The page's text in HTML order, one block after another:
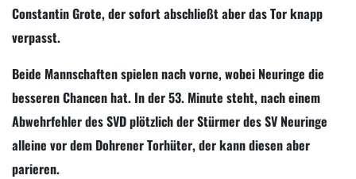
Constantin Grote, der sofort abschließt aber das Tor knapp
verpasst.
Beide Mannschaften spielen nach vorne, wobei Neuringe die
besseren Chancen hat. In der 53. Minute steht, nach einem
Abwehrfehler des SVD plötzlich der Stürmer des SV Neuringe
alleine vor dem Dohrener Torhüter, der kann diesen aber
parieren.